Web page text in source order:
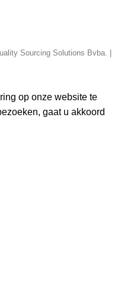
Sourcing Solutions Bvba. |
op onze website te
gaat u akkoord